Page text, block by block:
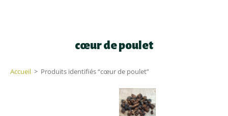
cœur de poulet
Accueil > Produits identifiés “cœur de poulet”